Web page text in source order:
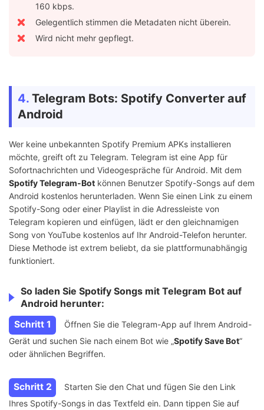
160 kbps.
Gelegentlich stimmen die Metadaten nicht überein.
Wird nicht mehr gepflegt.
4. Telegram Bots: Spotify Converter auf
Android
Wer keine unbekannten Spotify Premium APKs installieren
möchte, greift oft zu Telegram. Telegram ist eine App für
Sofortnachrichten und Videogespräche für Android. Mit dem
Spotify Telegram-Bot können Benutzer Spotify-Songs auf dem
Android kostenlos herunterladen. Wenn Sie einen Link zu einem
Spotify-Song oder einer Playlist in die Adressleiste von
Telegram kopieren und einfügen, lädt er den gleichnamigen
Song von YouTube kostenlos auf Ihr Android-Telefon herunter.
Diese Methode ist extrem beliebt, da sie plattformunabhängig
funktioniert.
So laden Sie Spotify Songs mit Telegram Bot auf
Android herunter:
Schritt 1
Öffnen Sie die Telegram-App auf Ihrem Android-
Gerät und suchen Sie nach einem Bot wie „Spotify Save Bot“
oder ähnlichen Begriffen.
Schritt 2
Starten Sie den Chat und fügen Sie den Link
Ihres Spotify-Songs in das Textfeld ein. Dann tippen Sie auf